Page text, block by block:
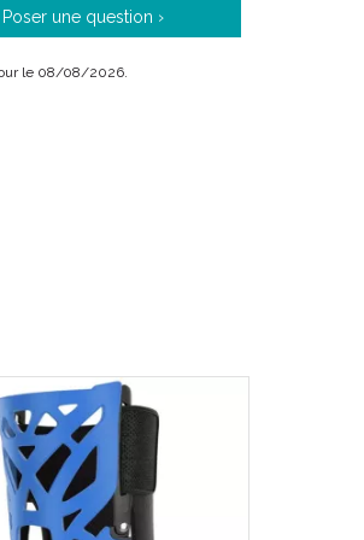
(ou proche de l’
méniscales, chirurgie du
retardé.
Poser une question ›
le 08/08/2026.